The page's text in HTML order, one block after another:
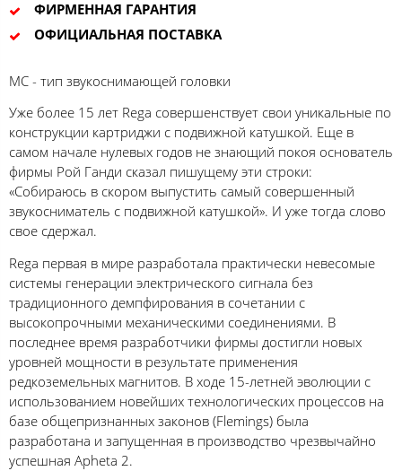
ФИРМЕННАЯ ГАРАНТИЯ
ОФИЦИАЛЬНАЯ ПОСТАВКА
MC - тип звукоснимающей головки
Уже более 15 лет Rega совершенствует свои уникальные по
конструкции картриджи с подвижной катушкой. Еще в
самом начале нулевых годов не знающий покоя основатель
фирмы Рой Ганди сказал пишущему эти строки:
«Собираюсь в скором выпустить самый совершенный
звукосниматель с подвижной катушкой». И уже тогда слово
свое сдержал.
Rega первая в мире разработала практически невесомые
системы генерации электрического сигнала без
традиционного демпфирования в сочетании с
высокопрочными механическими соединениями. В
последнее время разработчики фирмы достигли новых
уровней мощности в результате применения
редкоземельных магнитов. В ходе 15-летней эволюции с
использованием новейших технологических процессов на
базе общепризнанных законов (Flemings) была
разработана и запущенная в производство чрезвычайно
успешная Apheta 2.